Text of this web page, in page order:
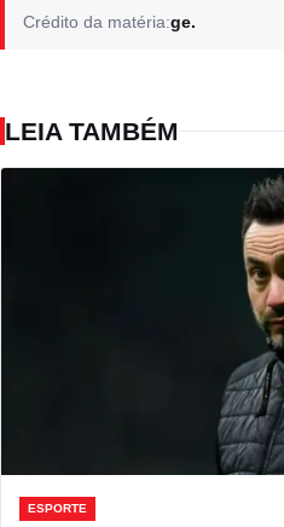
Crédito da matéria:ge.
LEIA TAMBÉM
ESPORTE